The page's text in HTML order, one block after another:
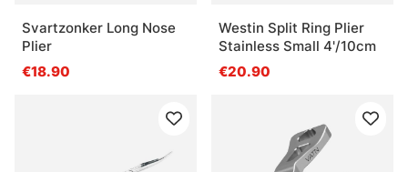
Svartzonker Long Nose
Plier
€18.90
Westin Split Ring Plier
Stainless Small 4'/10cm
€20.90